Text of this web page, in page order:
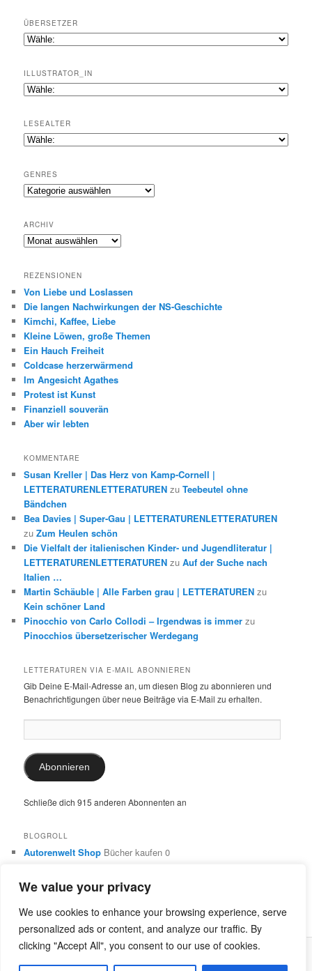
We value your privacy
We use cookies to enhance your browsing experience, serve
personalized ads or content, and analyze our traffic. By
clicking "Accept All", you consent to our use of cookies.
ÜBERSETZER
ILLUSTRATOR_IN
LESEALTER
GENRES
Genres
ARCHIV
Archiv
REZENSIONEN
Von Liebe und Loslassen
Die langen Nachwirkungen der NS-Geschichte
Kimchi, Kaffee, Liebe
Kleine Löwen, große Themen
Ein Hauch Freiheit
Coldcase herzerwärmend
Im Angesicht Agathes
Protest ist Kunst
Finanziell souverän
Aber wir lebten
KOMMENTARE
Susan Kreller | Das Herz von Kamp-Cornell |
LETTERATURENLETTERATUREN zuTeebeutel ohne
Bändchen
Bea Davies | Super-Gau | LETTERATURENLETTERATUREN
zuZum Heulen schön
Die Vielfalt der italienischen Kinder- und Jugendliteratur |
LETTERATURENLETTERATUREN zuAuf der Suche nach
Italien …
Martin Schäuble | Alle Farben grau | LETTERATUREN zu
Kein schöner Land
Pinocchio von Carlo Collodi – Irgendwas is immer zu
Pinocchios übersetzerischer Werdegang
LETTERATUREN VIA E-MAIL ABONNIEREN
Gib Deine E-Mail-Adresse an, um diesen Blog zu abonnieren und
Benachrichtigungen über neue Beiträge via E-Mail zu erhalten.
Mail-
Adresse:
Abonnieren
Schließe dich 915 anderen Abonnenten an
BLOGROLL
Autorenwelt Shop Bücher kaufen 0
0
Dr. Ulrike Schimming
Übersetzungen aus dem Italienischen
und Englischen 0
Stolz präsentiert von WordPress